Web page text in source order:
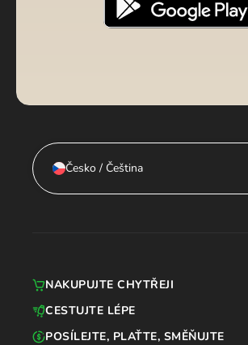
Česko / Čeština
NAKUPUJTE CHYTŘEJI
CESTUJTE LÉPE
POSÍLEJTE, PLAŤTE, SMĚŇUJTE